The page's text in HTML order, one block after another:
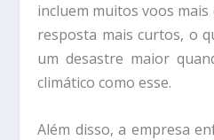
incluem muitos voos
resposta mais curtos, o
um desastre maior
climático como esse.
Além disso, a empresa